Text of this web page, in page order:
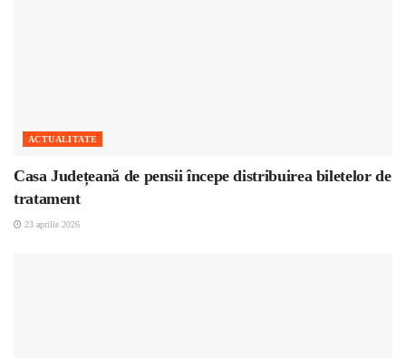
ACTUALITATE
Casa Județeană de pensii începe distribuirea biletelor de
tratament
23 aprilie 2026